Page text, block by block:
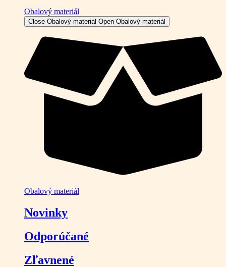
Obalový materiál
Close Obalový materiál Open Obalový materiál
Obalový materiál
Novinky
Odporúčané
Zľavnené